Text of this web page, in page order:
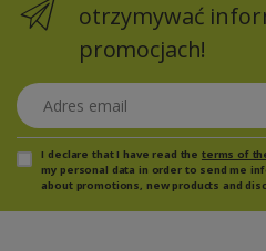
otrzymywać
promocjach!
Adres email
I declare that I have read the terms of
my personal data in order to send me
about promotions, new products and